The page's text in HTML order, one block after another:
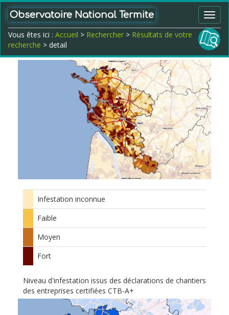
Observatoire National Termite
Vous êtes ici : Accueil > Rechercher > Résultats de votre
recherche > detail
Infestation inconnue
Faible
Moyen
Fort
Niveau d'infestation issus des déclarations de chantiers
des entreprises certifiées CTB-A+